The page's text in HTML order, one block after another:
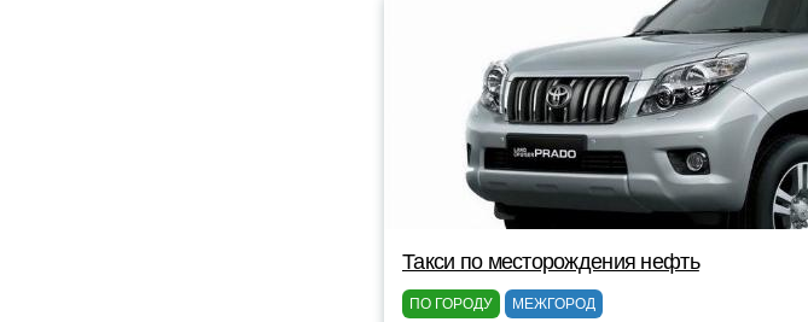
Такси по месторождения нефть
ПО ГОРОДУ МЕЖГОРОД